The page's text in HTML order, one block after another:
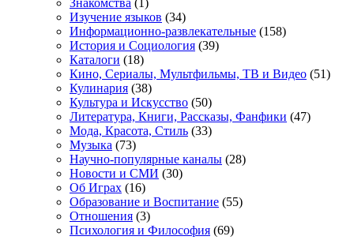
Знакомства (1)
Изучение языков (34)
Информационно-развлекательные (158)
История и Социология (39)
Каталоги (18)
Кино, Сериалы, Мультфильмы, ТВ и Видео (51)
Кулинария (38)
Культура и Искусство (50)
Литература, Книги, Рассказы, Фанфики (47)
Мода, Красота, Стиль (33)
Музыка (73)
Научно-популярные каналы (28)
Новости и СМИ (30)
Об Играх (16)
Образование и Воспитание (55)
Отношения (3)
Психология и Философия (69)